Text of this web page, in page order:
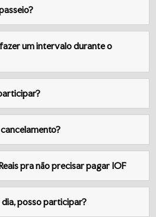
um intervalo durante o
pra não precisar pagar IOF
posso participar?